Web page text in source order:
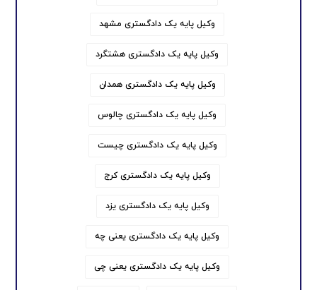
وکیل پایه یک دادگستری مشهد
وکیل پایه یک دادگستری هشتگرد
وکیل پایه یک دادگستری همدان
وکیل پایه یک دادگستری چالوس
وکیل پایه یک دادگستری چیست
وکیل پایه یک دادگستری کرج
وکیل پایه یک دادگستری یزد
وکیل پایه یک دادگستری یعنی چه
وکیل پایه یک دادگستری یعنی چی